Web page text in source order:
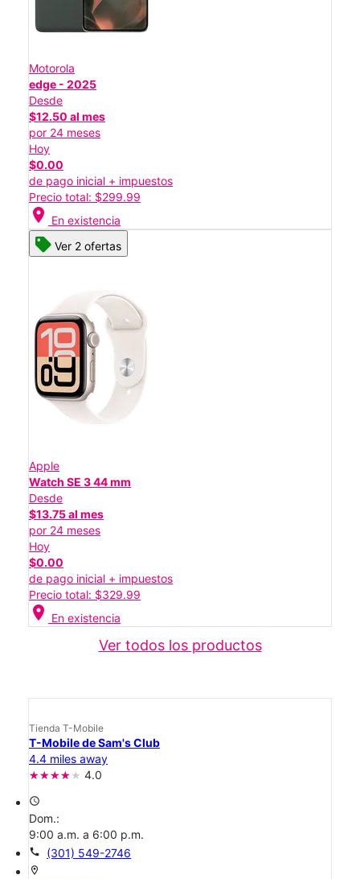
Motorola
edge - 2025
Desde
$12.50 al mes
por 24 meses
Hoy
$0.00
de pago inicial + impuestos
Precio total: $299.99
location_on En existencia
Ver 2 ofertas
Apple
Watch SE 3 44 mm
Desde
$13.75 al mes
por 24 meses
Hoy
$0.00
de pago inicial + impuestos
Precio total: $329.99
location_on En existencia
Ver todos los productos
Tienda T-Mobile
T-Mobile de Sam's Club
4.4 miles away
4.0
access_time
Dom.:
9:00 a.m. a 6:00 p.m.
call (301) 549-2746
location_on